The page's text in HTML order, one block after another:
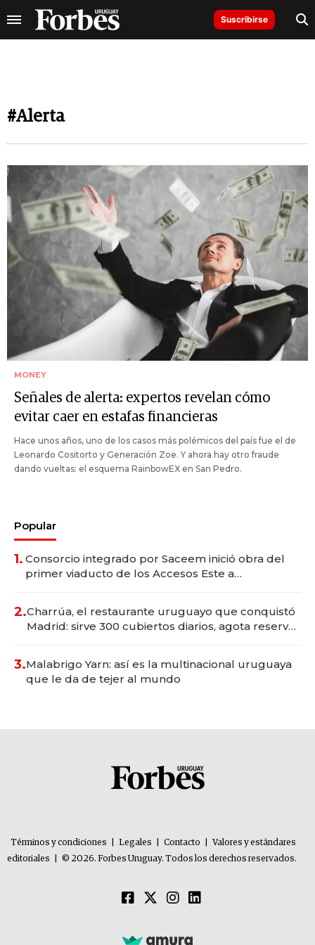
Suscribirse
#Alerta
MONEY
Señales de alerta: expertos revelan cómo
evitar caer en estafas financieras
Hace unos años, uno de los casos más polémicos del país fue el de
Leonardo Cositorto y Generación Zoe. Y ahora hay otro fraude
dando vueltas: el esquema RainbowEX en San Pedro.
Popular
1. Consorcio integrado por Saceem inició obra del
primer viaducto de los Accesos Este a
2.Charrúa, el restaurante uruguayo que conquistó
Madrid: sirve 300 cubiertos diarios, agota reservas
3.Malabrigo Yarn: así es la multinacional uruguaya
que le da de tejer al mundo
Términos y condiciones Legales Contacto
Valores y estándares
editoriales
© 2026. Forbes Uruguay. Todos los derechos reservados.